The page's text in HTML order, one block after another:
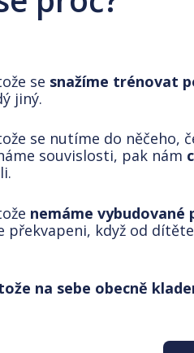
se snažíme trénovat
jiný.
se nutíme do něčeho,
souvislosti, pak nám
nemáme vybudované
překvapeni, když od
na sebe obecně